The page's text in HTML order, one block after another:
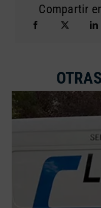
Compartir